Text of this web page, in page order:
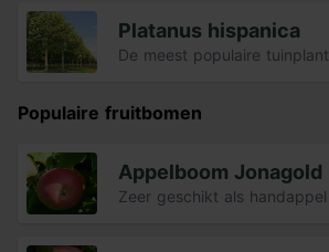
Platanus hispanica
De meest populaire tuinplant
Populaire fruitbomen
Appelboom Jonagold
Zeer geschikt als handappel